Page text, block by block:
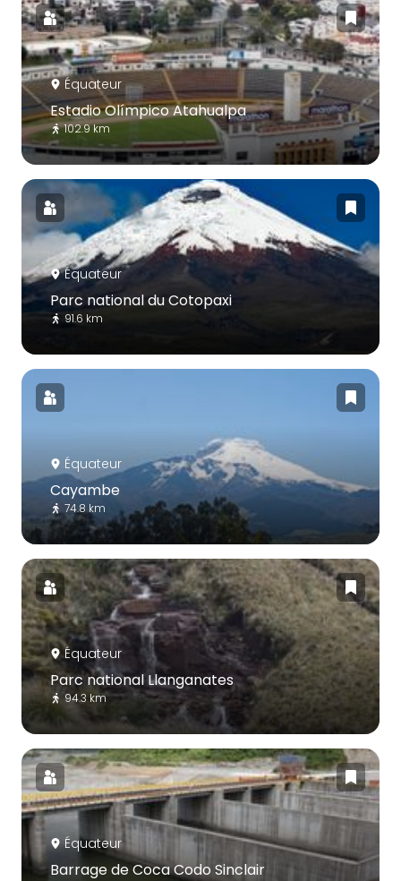
Équateur
Estadio Olímpico Atahualpa
102.9 km
Équateur
Parc national du Cotopaxi
91.6 km
Équateur
Cayambe
74.8 km
Équateur
Parc national Llanganates
94.3 km
Équateur
Barrage de Coca Codo Sinclair